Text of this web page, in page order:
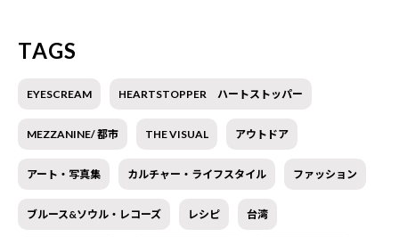
TAGS
EYESCREAM HEARTSTOPPER ハートストッパー
MEZZANINE/ 都市 THE VISUAL アウトドア
アート・写真集 カルチャー・ライフスタイル ファッション
ブルース&ソウル・レコーズ レシピ 台湾